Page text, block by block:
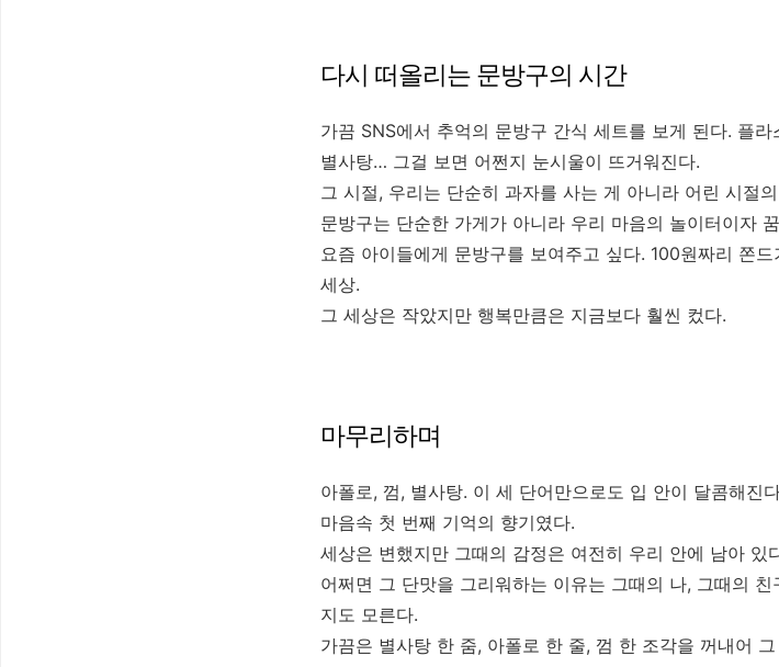
다시 떠올리는 문방구의 시간
가끔 SNS에서 추억의 문방구 간식 세트를 보게 된다. 플
별사탕… 그걸 보면 어쩐지 눈시울이 뜨거워진다.
그 시절, 우리는 단순히 과자를 사는 게 아니라 어린 시절
문방구는 단순한 가게가 아니라 우리 마음의 놀이터이자
요즘 아이들에게 문방구를 보여주고 싶다. 100원짜리 쫀
세상.
그 세상은 작았지만 행복만큼은 지금보다 훨씬 컸다.
마무리하며
아폴로, 껌, 별사탕. 이 세 단어만으로도 입 안이 달콤해진
마음속 첫 번째 기억의 향기였다.
세상은 변했지만 그때의 감정은 여전히 우리 안에 남아 있
어쩌면 그 단맛을 그리워하는 이유는 그때의 나, 그때의
지도 모른다.
가끔은 별사탕 한 줌, 아폴로 한 줄, 껌 한 조각을 꺼내어